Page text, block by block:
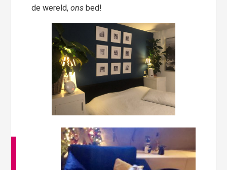
de wereld,ons bed!